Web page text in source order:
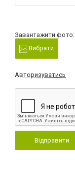
Завантажити фото:
Вибрати
Авторизуватись
Відправити